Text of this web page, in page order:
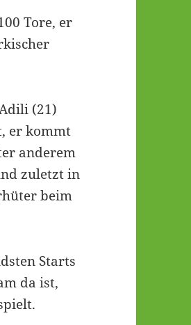
Tore, er
(21)
er kommt
anderem
zuletzt in
beim
Starts
da ist,